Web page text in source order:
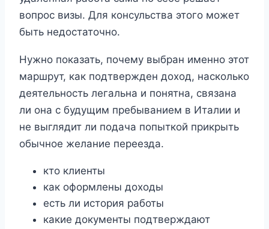
вопрос визы. Для консульства этого может
быть недостаточно.
Нужно показать, почему выбран именно этот
маршрут, как подтвержден доход, насколько
деятельность легальна и понятна, связана
ли она с будущим пребыванием в Италии и
не выглядит ли подача попыткой прикрыть
обычное желание переезда.
кто клиенты
как оформлены доходы
есть ли история работы
какие документы подтверждают